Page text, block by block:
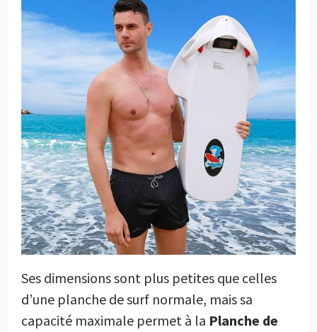
Ses dimensions sont plus petites que celles
d’une planche de surf normale, mais sa
capacité maximale permet à la Planche de